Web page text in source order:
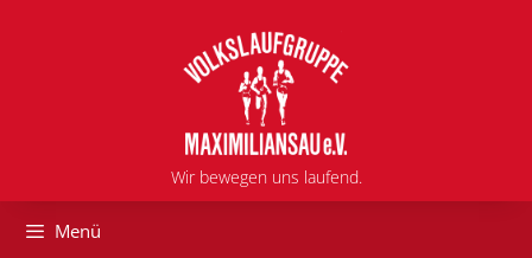
Wir bewegen uns laufend.
Menü